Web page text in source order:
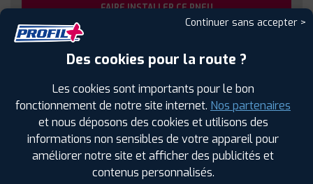
FAIRE INSTALLER CE PNEU
Sous réserve de disponibilité en agence
SPÉCIFICATIONS AVIS CLIENTS ÉTIQUETAGE
Étiquetage
Continuer sans accepter >
Des cookies pour la route ?
Les cookies sont importants pour le bon
fonctionnement de notre site internet. Nos partenaires
et nous déposons des cookies et utilisons des
informations non sensibles de votre appareil pour
améliorer notre site et afficher des publicités et
contenus personnalisés.